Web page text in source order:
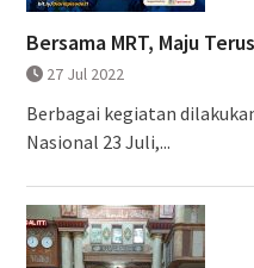
Bersama MRT, Maju
27 Jul 2022
Berbagai kegiatan
Nasional 23 Juli,...